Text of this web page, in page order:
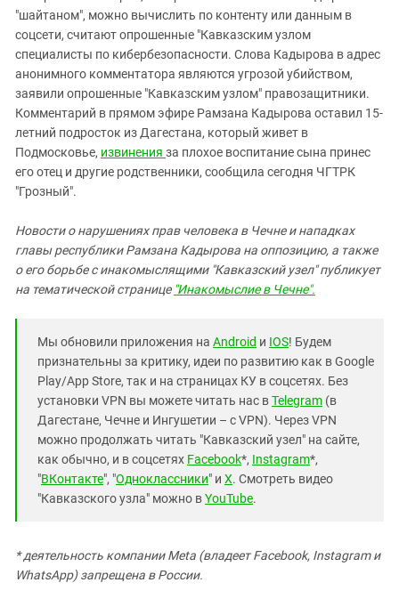
"шайтаном", можно вычислить по контенту или данным в
соцсети, считают опрошенные "Кавказским узлом
специалисты по кибербезопасности. Слова Кадырова в адрес
анонимного комментатора являются угрозой убийством,
заявили опрошенные "Кавказским узлом" правозащитники.
Комментарий в прямом эфире Рамзана Кадырова оставил 15-
летний подросток из Дагестана, который живет в
Подмосковье, извинения за плохое воспитание сына принес
его отец и другие родственники, сообщила сегодня ЧГТРК
"Грозный".
Новости о нарушениях прав человека в Чечне и нападках
главы республики Рамзана Кадырова на оппозицию, а также
о его борьбе с инакомыслящими "Кавказский узел" публикует
на тематической странице "Инакомыслие в Чечне".
Мы обновили приложения на Android и IOS! Будем
признательны за критику, идеи по развитию как в Google
Play/App Store, так и на страницах КУ в соцсетях. Без
установки VPN вы можете читать нас вTelegram (в
Дагестане, Чечне и Ингушетии – с VPN). Через VPN
можно продолжать читать "Кавказский узел" на сайте,
как обычно, и в соцсетях Facebook*, Instagram*,
"ВКонтакте", "Одноклассники" и X. Смотреть видео
"Кавказского узла" можно вYouTube.
* деятельность компании Meta (владеет Facebook, Instagram и
WhatsApp) запрещена в России.